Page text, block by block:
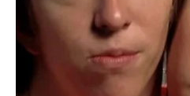
Sudbina vam
iznenađenje